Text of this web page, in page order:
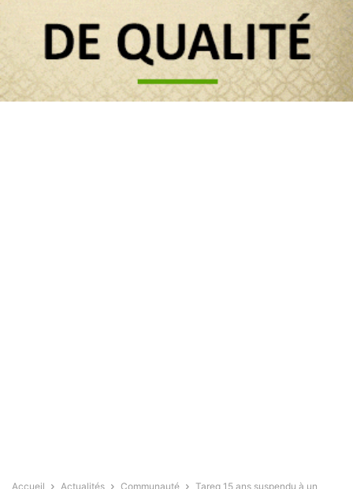
Accueil Actualités Communauté
Tareq 15 ans suspendu à un